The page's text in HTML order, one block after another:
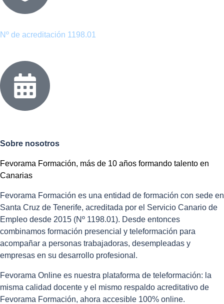
Nº de acreditación 1198.01
Sobre nosotros
Fevorama Formación, más de 10 años formando talento en
Canarias
Fevorama Formación es una entidad de formación con sede en
Santa Cruz de Tenerife, acreditada por el Servicio Canario de
Empleo desde 2015 (Nº 1198.01). Desde entonces
combinamos formación presencial y teleformación para
acompañar a personas trabajadoras, desempleadas y
empresas en su desarrollo profesional.
Fevorama Online es nuestra plataforma de teleformación: la
misma calidad docente y el mismo respaldo acreditativo de
Fevorama Formación, ahora accesible 100% online.